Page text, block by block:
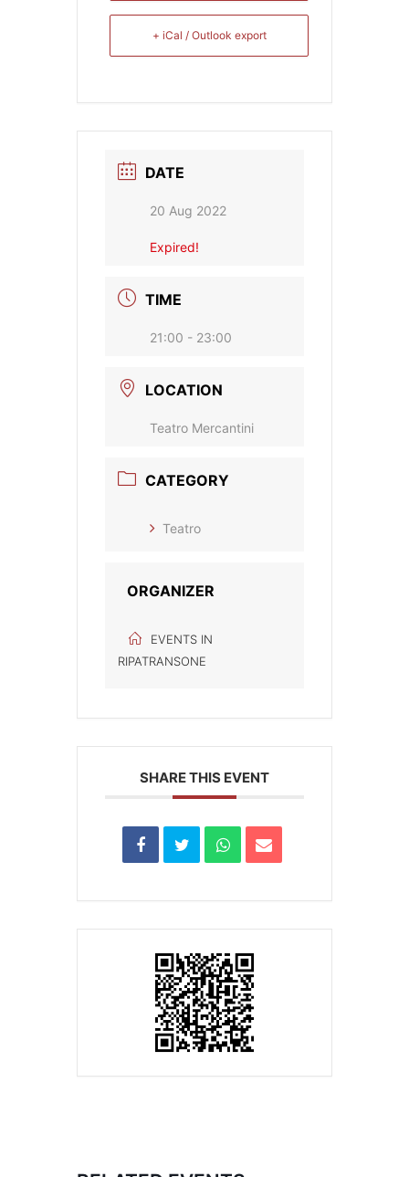
+ iCal / Outlook export
DATE
20 Aug 2022
Expired!
TIME
21:00 - 23:00
LOCATION
Teatro Mercantini
CATEGORY
Teatro
ORGANIZER
EVENTS IN
RIPATRANSONE
SHARE THIS EVENT